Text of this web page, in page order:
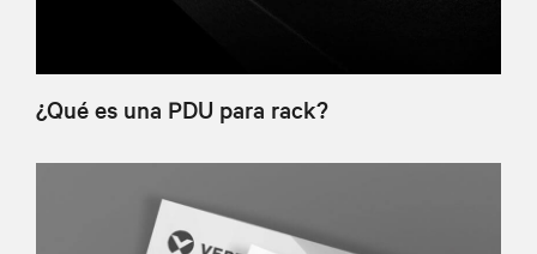
¿Qué es una PDU para rack?